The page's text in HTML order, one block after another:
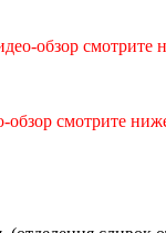
обзор
обзор смотрите